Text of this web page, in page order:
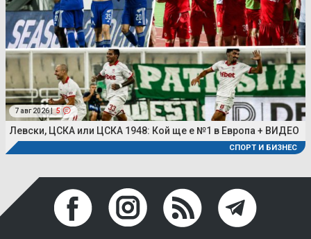
7 авг 2026 | 5
Левски, ЦСКА или ЦСКА 1948: Кой ще е №1 в Европа + ВИДЕО
СПОРТ И БИЗНЕС